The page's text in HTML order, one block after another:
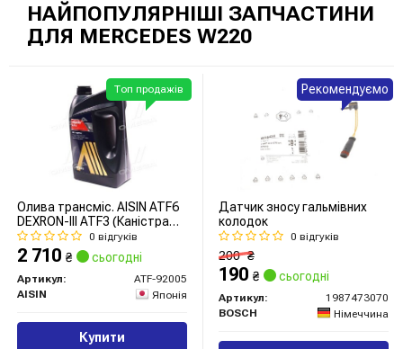
НАЙПОПУЛЯРНІШІ ЗАПЧАСТИНИ
ДЛЯ MERCEDES W220
Олива трансміс. AISIN ATF6
DEXRON-III ATF3 (Каністра
5л)
0 відгуків
2 710 ₴ сьогодні
Артикул:
ATF-92005
AISIN
Японія
Купити
Топ продажів
Датчик зносу гальмівних
колодок
0 відгуків
200₴
190 ₴ сьогодні
Артикул:
1987473070
BOSCH
Німеччина
Рекомендуємо